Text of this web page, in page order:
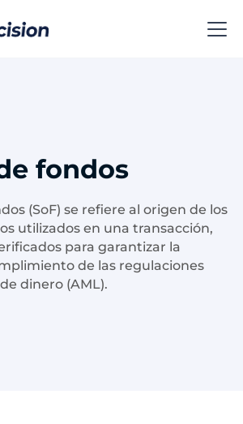
fondos
(SoF) se refiere al origen de los
utilizados en una transacción,
para garantizar la
de las regulaciones
dinero (AML).